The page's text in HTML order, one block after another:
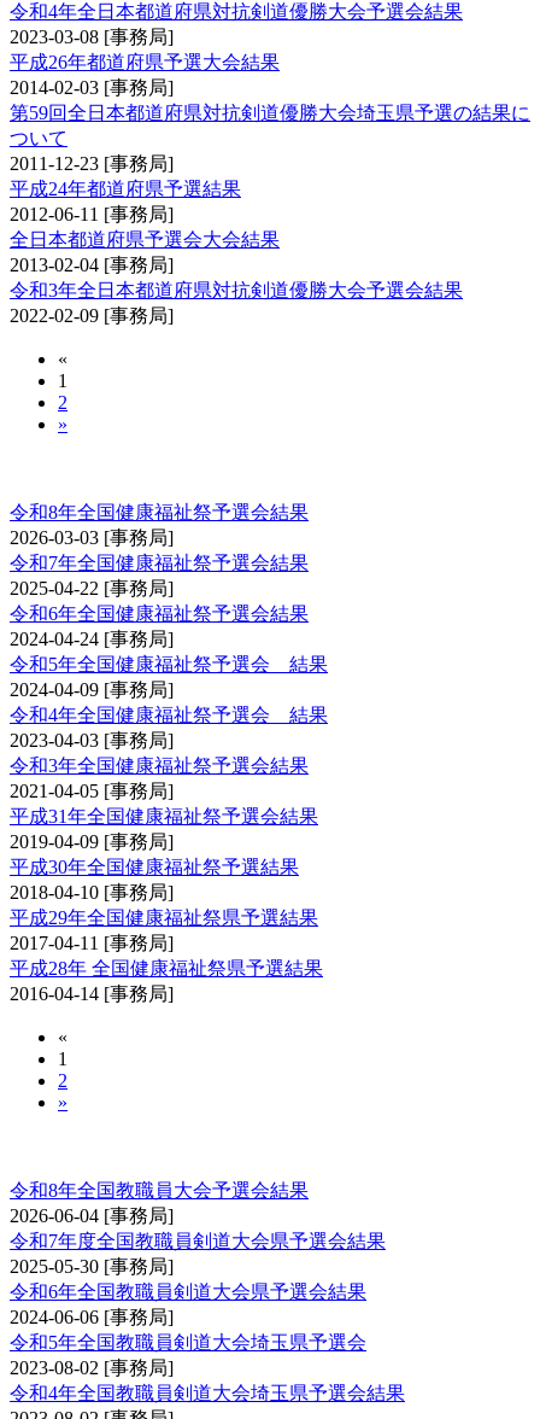
令和4年全日本都道府県対抗剣道優勝大会予選会結果
2023-03-08 [事務局]
平成26年都道府県予選大会結果
2014-02-03 [事務局]
第59回全日本都道府県対抗剣道優勝大会埼玉県予選の結果に
ついて
2011-12-23 [事務局]
平成24年都道府県予選結果
2012-06-11 [事務局]
全日本都道府県予選会大会結果
2013-02-04 [事務局]
令和3年全日本都道府県対抗剣道優勝大会予選会結果
2022-02-09 [事務局]
«
1
2
»
令和8年全国健康福祉祭予選会結果
2026-03-03 [事務局]
令和7年全国健康福祉祭予選会結果
2025-04-22 [事務局]
令和6年全国健康福祉祭予選会結果
2024-04-24 [事務局]
令和5年全国健康福祉祭予選会 結果
2024-04-09 [事務局]
令和4年全国健康福祉祭予選会 結果
2023-04-03 [事務局]
令和3年全国健康福祉祭予選会結果
2021-04-05 [事務局]
平成31年全国健康福祉祭予選会結果
2019-04-09 [事務局]
平成30年全国健康福祉祭予選結果
2018-04-10 [事務局]
平成29年全国健康福祉祭県予選結果
2017-04-11 [事務局]
平成28年 全国健康福祉祭県予選結果
2016-04-14 [事務局]
«
1
2
»
令和8年全国教職員大会予選会結果
2026-06-04 [事務局]
令和7年度全国教職員剣道大会県予選会結果
2025-05-30 [事務局]
令和6年全国教職員剣道大会県予選会結果
2024-06-06 [事務局]
令和5年全国教職員剣道大会埼玉県予選会
2023-08-02 [事務局]
令和4年全国教職員剣道大会埼玉県予選会結果